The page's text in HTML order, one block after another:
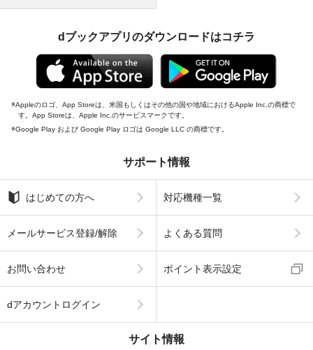
dブックアプリのダウンロードはコチラ
Appleのロゴ、App Storeは、米国もしくはその他の国や地域におけるApple Inc.の商標で
す。App Storeは、Apple Inc.のサービスマークです。
Google Play および Google Play ロゴは Google LLC の商標です。
サポート情報
はじめての方へ 対応機種一覧
メールサービス登録/解除 よくある質問
お問い合わせ ポイント表示設定
dアカウントログイン
サイト情報